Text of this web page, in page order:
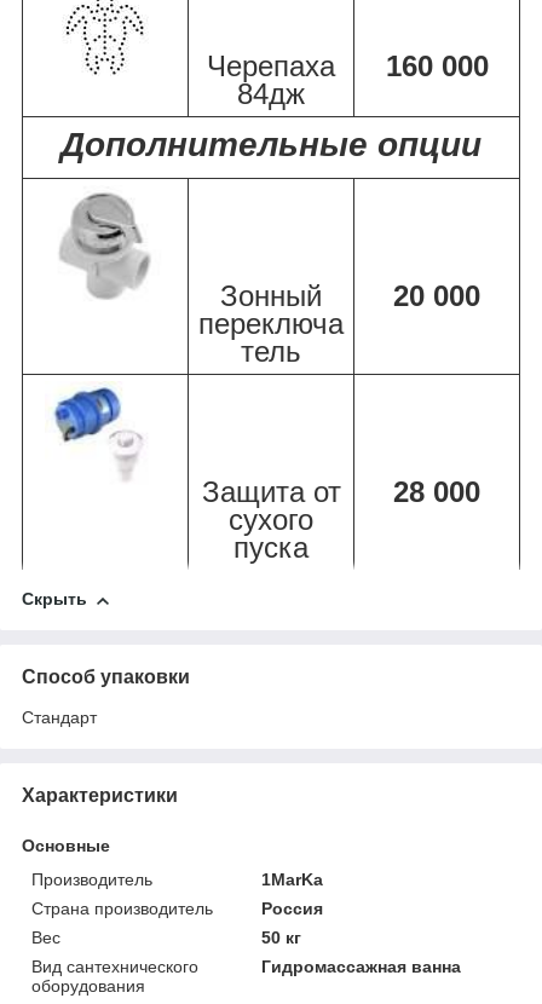
Черепаха
84дж
160 000
Дополнительные опции
Зонный
переключа
тель
20 000
Защита от
сухого
пуска
28 000
Скрыть
Способ упаковки
Стандарт
Характеристики
Основные
Производитель
1MarKa
Страна производитель
Россия
Вес
50 кг
Вид сантехнического
оборудования
Гидромассажная ванна